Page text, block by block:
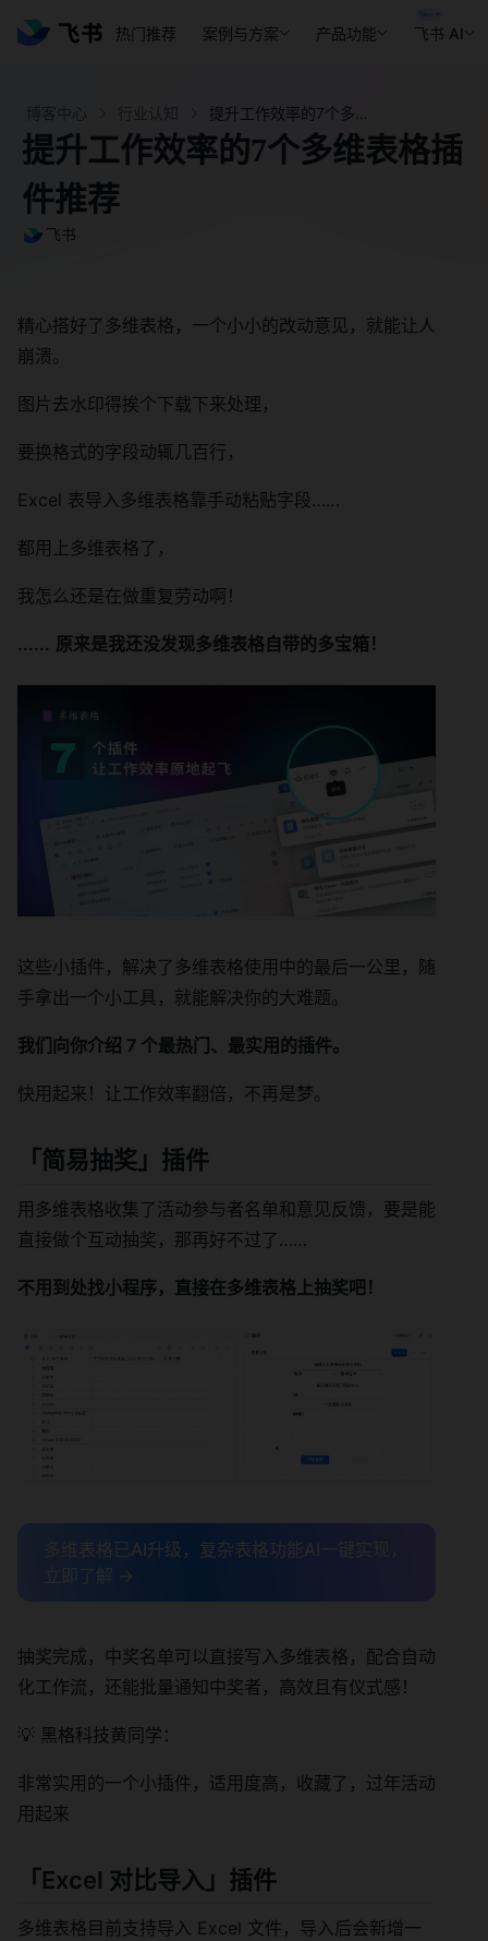
热门推荐 案例与方案 产品功能 飞书 AI
提升工作效率的7个多维表格插
件推荐
飞书
精心搭好了多维表格，一个小小的改动意见，就能让人
崩溃。
图片去水印得挨个下载下来处理，
要换格式的字段动辄几百行，
Excel 表导入多维表格靠手动粘贴字段……
都用上多维表格了，
我怎么还是在做重复劳动啊！
...... 原来是我还没发现多维表格自带的多宝箱！
这些小插件，解决了多维表格使用中的最后一公里，随
手拿出一个小工具，就能解决你的大难题。
我们向你介绍 7 个最热门、最实用的插件。
快用起来！让工作效率翻倍，不再是梦。
「 简易抽奖 」插件
用多维表格收集了活动参与者名单和意见反馈，要是能
直接做个互动抽奖，那再好不过了……
不用到处找小程序，直接在多维表格上抽奖吧！
多维表格已AI升级，复杂表格功能AI一键实现，
立即了解 →
抽奖完成，中奖名单可以直接写入多维表格，配合自动
化工作流，还能批量通知中奖者，高效且有仪式感！
💡 黑格科技黄同学：
非常实用的一个小插件，适用度高，收藏了，过年活动
用起来
「Excel 对比导入 」插件
多维表格目前支持导入 Excel 文件，导入后会新增一